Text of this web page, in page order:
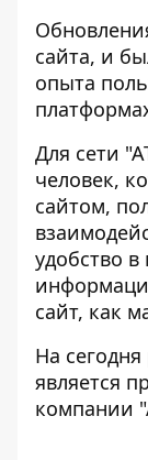
сайта, и
опыта
Для сети
человек,
сайтом,
удобство
сайт, как
На
является
компании